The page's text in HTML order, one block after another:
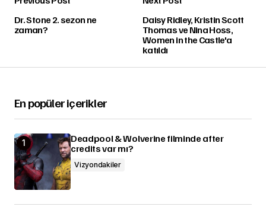
Dr. Stone 2. sezon ne
zaman?
Daisy Ridley, Kristin Scott
Thomas ve Nina Hoss,
Women in the Castle'a
katıldı
En popüler içerikler
Deadpool & Wolverine filminde after
credits var mı?
Vizyondakiler